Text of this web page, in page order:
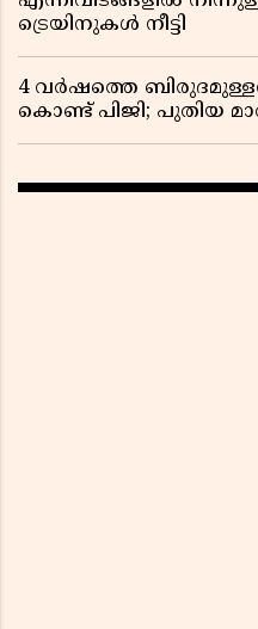
ട്രെയിനുകൾ നീട്ടി
4 വർഷത്തെ
കൊണ്ട് പിജി; പുതിയ